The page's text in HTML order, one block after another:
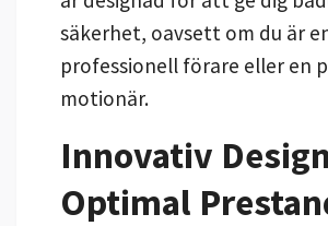
säkerhet, oavsett om du är
professionell förare eller en
motionär.
Innovativ
Optimal